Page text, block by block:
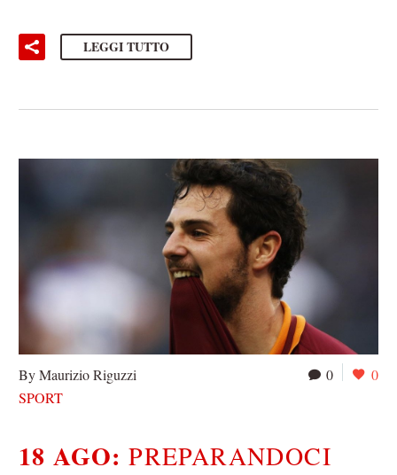
LEGGI TUTTO
0 0
By Maurizio Riguzzi
SPORT
18 AGO:PREPARANDOCI